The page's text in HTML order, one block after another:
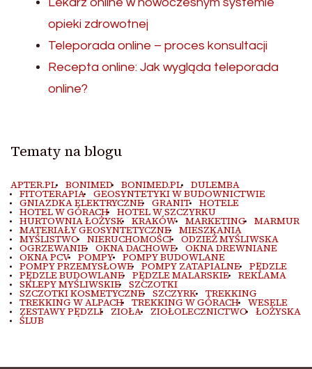
opieki zdrowotnej
Teleporada online – proces konsultacji
Recepta online: Jak wygląda teleporada
online?
Tematy na blogu
APTER.PL BONIMED BONIMED.PL DULEMBA
FITOTERAPIA GEOSYNTETYKI W BUDOWNICTWIE
GNIAZDKA ELEKTRYCZNE GRANIT HOTELE
HOTEL W GÓRACH HOTEL W SZCZYRKU
HURTOWNIA ŁOŻYSK KRAKÓW MARKETING MARMUR
MATERIAŁY GEOSYNTETYCZNE MIESZKANIA
MYŚLISTWO NIERUCHOMOŚCI ODZIEŻ MYŚLIWSKA
OGRZEWANIE OKNA DACHOWE OKNA DREWNIANE
OKNA PCV POMPY POMPY BUDOWLANE
POMPY PRZEMYSŁOWE POMPY ZATAPIALNE PĘDZLE
PĘDZLE BUDOWLANE PĘDZLE MALARSKIE REKLAMA
SKLEPY MYŚLIWSKIE SZCZOTKI
SZCZOTKI KOSMETYCZNE SZCZYRK TREKKING
TREKKING W ALPACH TREKKING W GÓRACH WESELE
ZESTAWY PĘDZLI ZIOŁA ZIOŁOLECZNICTWO ŁOŻYSKA
ŚLUB